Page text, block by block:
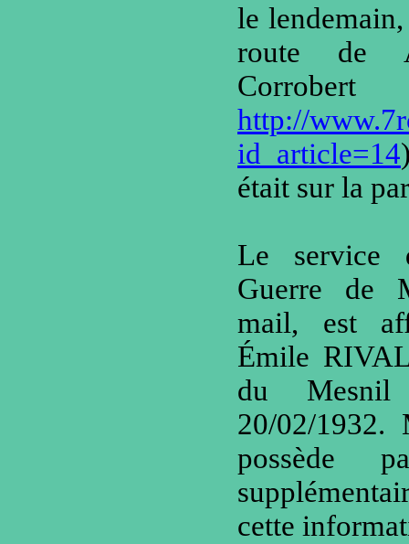
le
route de
http://
id_article=14
était sur la
Le service
Guerre de
mail, est
Émile
du
20/02/1932.
possède
cette